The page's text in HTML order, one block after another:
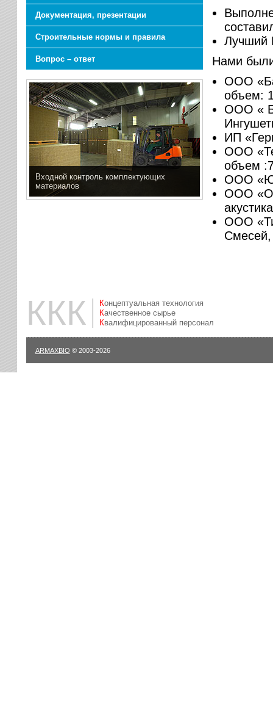
Документация, презентации
Строительные нормы и правила
Вопрос – ответ
Входной контроль комплектующих
материалов
Лучший
Нами
ООО
объем:
ООО «
ИП
ООО
объем
ООО
ООО
ООО
Смесей,
ККК
Концептуальная технология
Качественное сырье
Квалифицированный персонал
ARMAXBIO © 2003-2026